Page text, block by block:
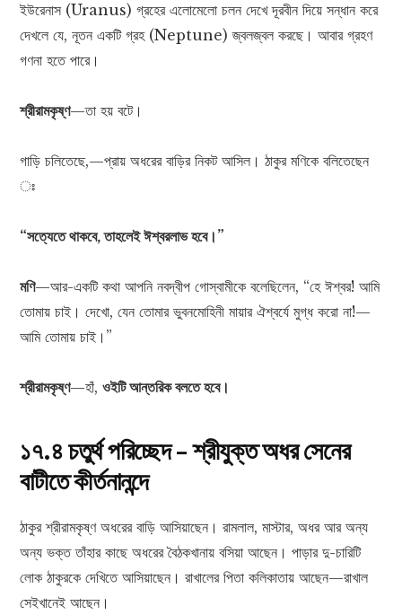
ইউরেনাস (Uranus) গ্রহের এলোমেলো চলন দেখে দূরবীন দিয়ে সন্ধান করে
দেখলে যে, নূতন একটি গ্রহ (Neptune) জ্বলজ্বল করছে। আবার গ্রহণ
গণনা হতে পারে।
শ্রীরামকৃষ্ণ—তা হয় বটে।
গাড়ি চলিতেছে,—প্রায় অধরের বাড়ির নিকট আসিল। ঠাকুর মণিকে বলিতেছেন
ঃ
“সত্যেতে থাকবে, তাহলেই ঈশ্বরলাভ হবে।”
মণি—আর-একটি কথা আপনি নবদ্বীপ গোস্বামীকে বলেছিলেন, “হে ঈশ্বর! আমি
তোমায় চাই। দেখো, যেন তোমার ভুবনমোহিনী মায়ার ঐশ্বর্যে মুগ্ধ করো না!—
আমি তোমায় চাই।”
শ্রীরামকৃষ্ণ—হাঁ,ওইটি আন্তরিক বলতে হবে।
১৭.৪ চতুর্থ পরিচ্ছেদ – শ্রীযুক্ত অধর সেনের
বাটীতে কীর্তনানন্দে
ঠাকুর শ্রীরামকৃষ্ণ অধরের বাড়ি আসিয়াছেন। রামলাল, মাস্টার, অধর আর অন্য
অন্য ভক্ত তাঁহার কাছে অধরের বৈঠকখানায় বসিয়া আছেন। পাড়ার দু-চারিটি
লোক ঠাকুরকে দেখিতে আসিয়াছেন। রাখালের পিতা কলিকাতায় আছেন—রাখাল
সেইখানেই আছেন।